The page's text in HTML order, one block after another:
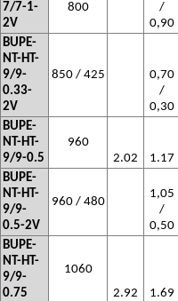
7/7-1-
2V
800
/
0,90
BUPE-
NT-HT-
9/9-
0.33-
2V
850 / 425
0,70
/
0,30
BUPE-
NT-HT-
9/9-0.5
960
2.02
1.17
BUPE-
NT-HT-
9/9-
0.5-2V
960 / 480
1,05
/
0,50
BUPE-
NT-HT-
9/9-
0.75
1060
2.92
1.69